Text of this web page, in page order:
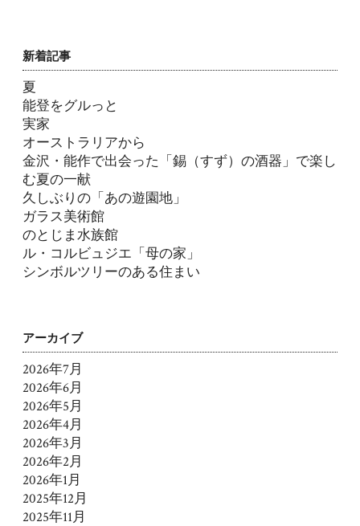
新着記事
夏
能登をグルっと
実家
オーストラリアから
金沢・能作で出会った「錫（すず）の酒器」で楽し
む夏の一献
久しぶりの「あの遊園地」
ガラス美術館
のとじま水族館
ル・コルビュジエ「母の家」
シンボルツリーのある住まい
アーカイブ
2026年7月
2026年6月
2026年5月
2026年4月
2026年3月
2026年2月
2026年1月
2025年12月
2025年11月